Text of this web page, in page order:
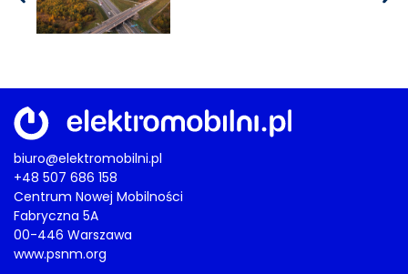
biuro@elektromobilni.pl
+48 507 686 158
Centrum Nowej Mobilności
Fabryczna 5A
00-446 Warszawa
www.psnm.org